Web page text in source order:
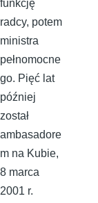
funkcję
radcy, potem
ministra
pełnomocne
go. Pięć lat
później
został
ambasadore
m na Kubie,
8 marca
2001 r.